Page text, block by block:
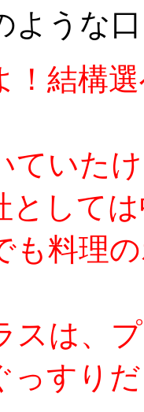
ような
！結構
ていた
として
も料理
スは、
っすり